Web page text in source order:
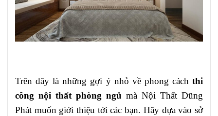
Trên đây là những gợi ý nhỏ về phong cách thi
công nội thất phòng ngủ mà Nội Thất Dũng
Phát muốn giới thiệu tới các bạn. Hãy dựa vào sở